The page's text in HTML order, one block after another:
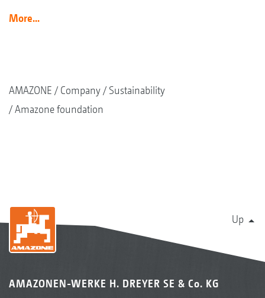
More...
AMAZONE Company
Sustainability
Amazone foundation
Up
AMAZONEN-WERKE H. DREYER SE & Co. KG